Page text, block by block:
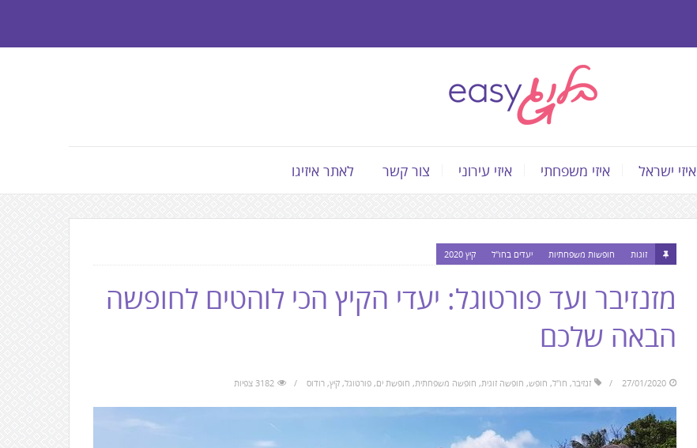
איזי ישראל איזי משפחתי איזי עירוני צור קשר לאתר איזיגו
המרכזי,
זוגות חופשות משפחתיות יעדים בחו"ל קיץ 2020
מזנזיבר ועד פורטוגל: יעדי הקיץ הכי לוהטים לחופשה
הבאה שלכם
27/01/2020 זנזיבר, חו"ל, חופש, חופשה זוגית, חופשה משפחתית, חופשת ים,פורטוגל,קיץ,רודוס 3182 צפיות